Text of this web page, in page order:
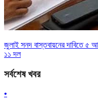
জুলাই সনদ বাস্তবায়নের দাবিতে ৫
১১ দল
সর্বশেষ খবর
•